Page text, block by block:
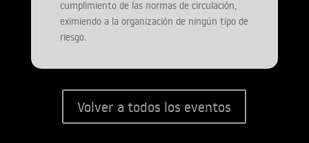
cumplimiento de las normas de circulación,
eximiendo a la organización de ningún tipo de
riesgo.
Volver a todos los eventos